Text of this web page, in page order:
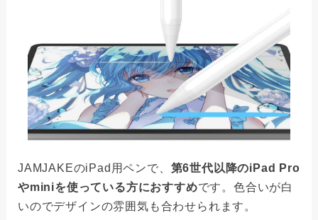
JAMJAKEのiPad用ペンで、 第6世代以降のiPad Pro
やminiを使っている方におすすめです。色合いが白
いのでデザインの雰囲気も合わせられます。